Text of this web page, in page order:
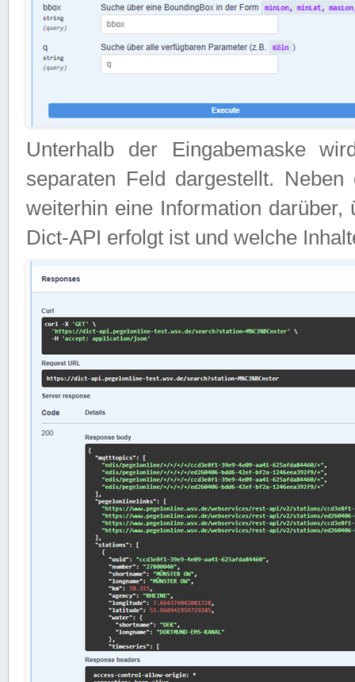
Unterhalb der Eingabemaske
separaten Feld dargestellt.
weiterhin eine Information
Dict-API erfolgt ist und welche